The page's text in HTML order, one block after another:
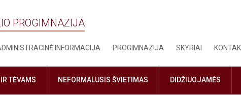
PROGIMNAZIJA
INFORMACIJA PROGIMNAZIJA SKYRIAI
TĖVAMS NEFORMALUSIS ŠVIETIMAS DIDŽIUOJAMĖS